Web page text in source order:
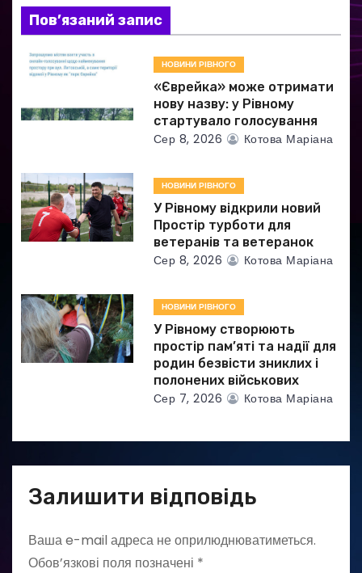
а
п
и
с
в
Пов’язаний запис
НОВИНИ РІВНОГО
«Єврейка» може отримати
нову назву: у Рівному
стартувало голосування
Сер 8, 2026 Котова Маріана
НОВИНИ РІВНОГО
У Рівному відкрили новий
Простір турботи для
ветеранів та ветеранок
Сер 8, 2026 Котова Маріана
НОВИНИ РІВНОГО
У Рівному створюють
простір пам’яті та надії для
родин безвісти зниклих і
полонених військових
Сер 7, 2026 Котова Маріана
Залишити відповідь
Ваша e-mail адреса не оприлюднюватиметься.
Обов’язкові поля позначені *